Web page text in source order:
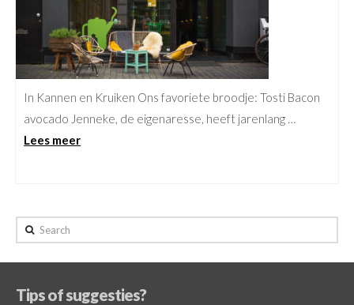
In Kannen en Kruiken Ons favoriete broodje: Tosti Bacon
avocado Jenneke, de eigenaresse, heeft jarenlang …
Lees meer
Search
Tips of suggesties?